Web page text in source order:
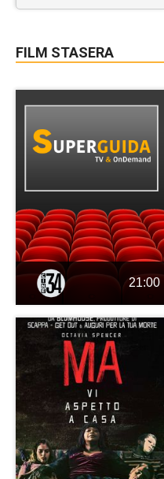
FILM STASERA
21:00